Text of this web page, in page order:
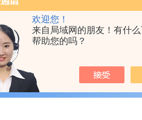
欢迎您！
来自局域网的朋友！有什么
帮助您的吗？